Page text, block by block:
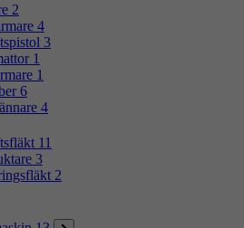
2
4
3
1
1
6
4
11
3
2